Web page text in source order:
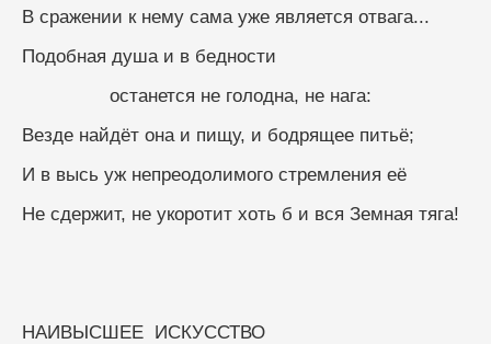
В сражении к нему сама уже является отвага...
Подобная душа и в бедности
                останется не голодна, не нага:
Везде найдёт она и пищу, и бодрящее питьё;
И в высь уж непреодолимого стремления её
Не сдержит, не укоротит хоть б и вся Земная тяга!
НАИВЫСШЕЕ  ИСКУССТВО